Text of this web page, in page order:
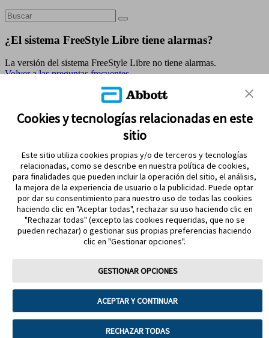
¿El sistema FreeStyle Libre tiene alarmas?
La versión del sistema FreeStyle Libre no tiene alarmas.
Volver a las preguntas frecuentes
CONTÁCTANOS
MANTENTE EN CONTACTO
Términos y condiciones
Política de privacidad
Cookies y tecnologías relacionadas en este
sitio
Este sitio utiliza cookies propias y/o de terceros y tecnologías
relacionadas, como se describe en nuestra política de cookies,
para finalidades que pueden incluir la operación del sitio, el análisis,
la mejora de la experiencia de usuario o la publicidad. Puede optar
por dar su consentimiento para nuestro uso de todas las cookies
haciendo clic en "Aceptar todas", rechazar su uso haciendo clic en
"Rechazar todas" (excepto las cookies requeridas, que no se
pueden rechazar) o gestionar sus propias preferencias haciendo
clic en "Gestionar opciones".
GESTIONAR OPCIONES
ACEPTAR Y CONTINUAR
RECHAZAR TODAS